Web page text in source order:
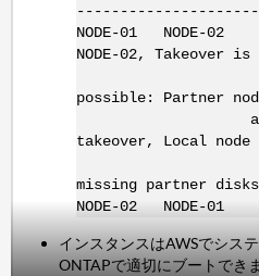
NODE-01 NODE-
NODE-02, Takeover is
possible: Partner
after
takeover, Local node
missing partner disks
NODE-02
インスタンスはAWSでシス
ONTAPで適切にブートでき